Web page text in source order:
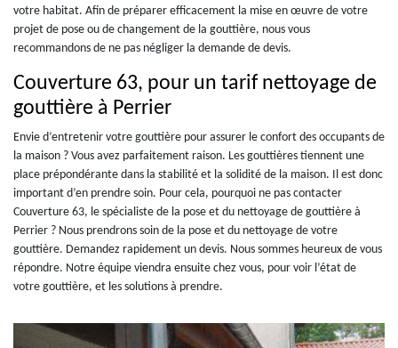
votre habitat. Afin de préparer efficacement la mise en œuvre de votre
projet de pose ou de changement de la gouttière, nous vous
recommandons de ne pas négliger la demande de devis.
Couverture 63, pour un tarif nettoyage de
gouttière à Perrier
Envie d’entretenir votre gouttière pour assurer le confort des occupants de
la maison ? Vous avez parfaitement raison. Les gouttières tiennent une
place prépondérante dans la stabilité et la solidité de la maison. Il est donc
important d’en prendre soin. Pour cela, pourquoi ne pas contacter
Couverture 63, le spécialiste de la pose et du nettoyage de gouttière à
Perrier ? Nous prendrons soin de la pose et du nettoyage de votre
gouttière. Demandez rapidement un devis. Nous sommes heureux de vous
répondre. Notre équipe viendra ensuite chez vous, pour voir l’état de
votre gouttière, et les solutions à prendre.